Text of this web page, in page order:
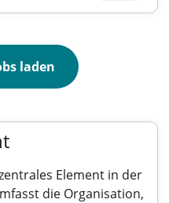
laden
Element in der
die Organisation,